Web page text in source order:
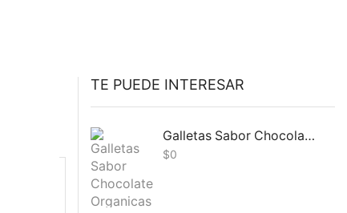
TE PUEDE INTERESAR
Galletas Sabor Chocolate Organicas Smookies 40G
$0